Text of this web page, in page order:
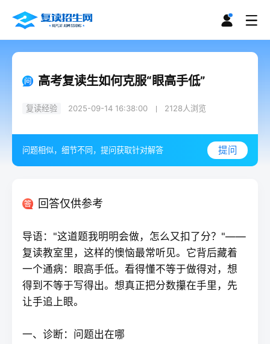
高考复读生如何克服“眼高手低”
复读经验 2025-09-14 16:38:00 2128人浏览
问题相似，细节不同，提问获取针对解答 提问
回答仅供参考
导语："这道题我明明会做，怎么又扣了分？"——
复读教室里，这样的懊恼最常听见。它背后藏着
一个通病：眼高手低。看得懂不等于做得对，想
得到不等于写得出。想真正把分数攥在手里，先
让手追上眼。
一、诊断：问题出在哪